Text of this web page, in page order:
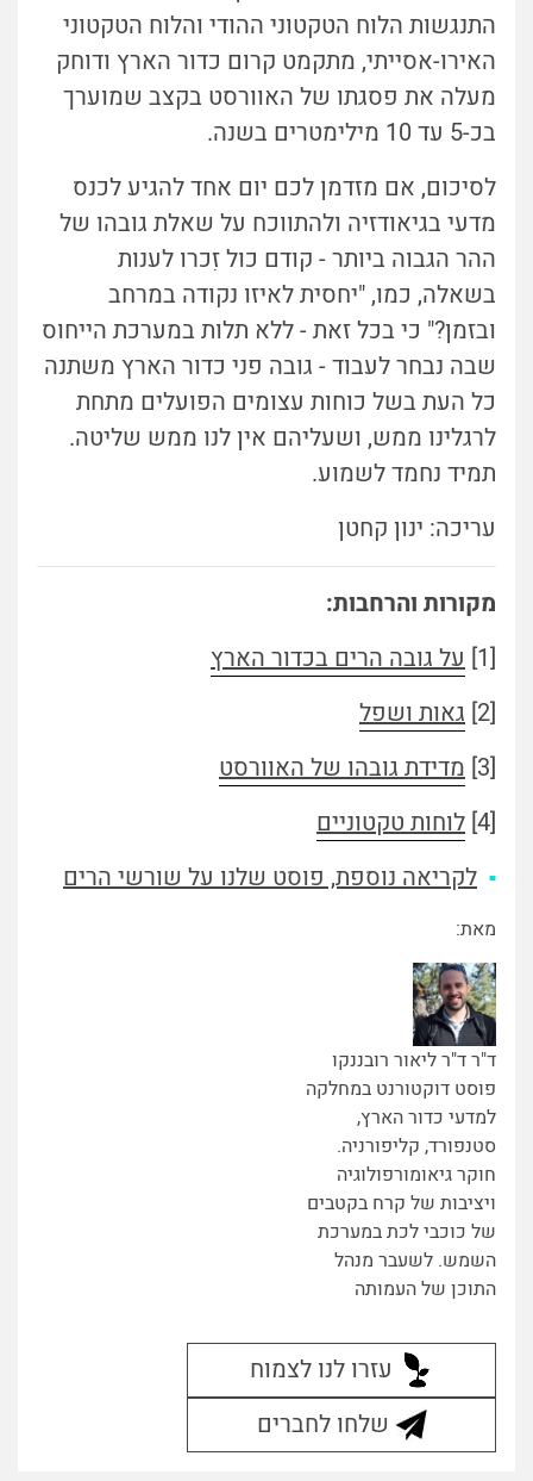
התנגשות הלוח הטקטוני ההודי והלוח הטקטוני
האירו-אסייתי, מתקמט קרום כדור הארץ ודוחק
מעלה את פסגתו של האוורסט בקצב שמוערך
בכ-5 עד 10 מילימטרים בשנה.
לסיכום, אם מזדמן לכם יום אחד להגיע לכנס
מדעי בגיאודזיה ולהתווכח על שאלת גובהו של
ההר הגבוה ביותר - קודם כול זִכרו לענות
בשאלה, כמו, "יחסית לאיזו נקודה במרחב
ובזמן?" כי בכל זאת - ללא תלות במערכת הייחוס
שבה נבחר לעבוד - גובה פני כדור הארץ משתנה
כל העת בשל כוחות עצומים הפועלים מתחת
לרגלינו ממש, ושעליהם אין לנו ממש שליטה.
תמיד נחמד לשמוע.
עריכה: ינון קחטן
מקורות והרחבות:
[1]
על גובה הרים בכדור הארץ
[2]
גאות ושפל
[3]
מדידת גובהו של האוורסט
[4]
לוחות טקטוניים
לקריאה נוספת, פוסט שלנו על שורשי הרים
מאת:
ד"ר ד"ר ליאור רובננקו
פוסט דוקטורנט במחלקה
למדעי כדור הארץ,
סטנפורד, קליפורניה.
חוקר גיאומורפולוגיה
ויציבות של קרח בקטבים
של כוכבי לכת במערכת
השמש. לשעבר מנהל
התוכן של העמותה
עזרו לנו לצמוח
שלחו לחברים